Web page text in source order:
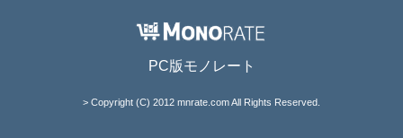
PC版モノレート
> Copyright (C) 2012 mnrate.com All Rights Reserved.